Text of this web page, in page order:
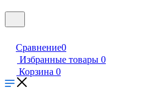
Сравнение0
Избранные товары 0
Корзина 0